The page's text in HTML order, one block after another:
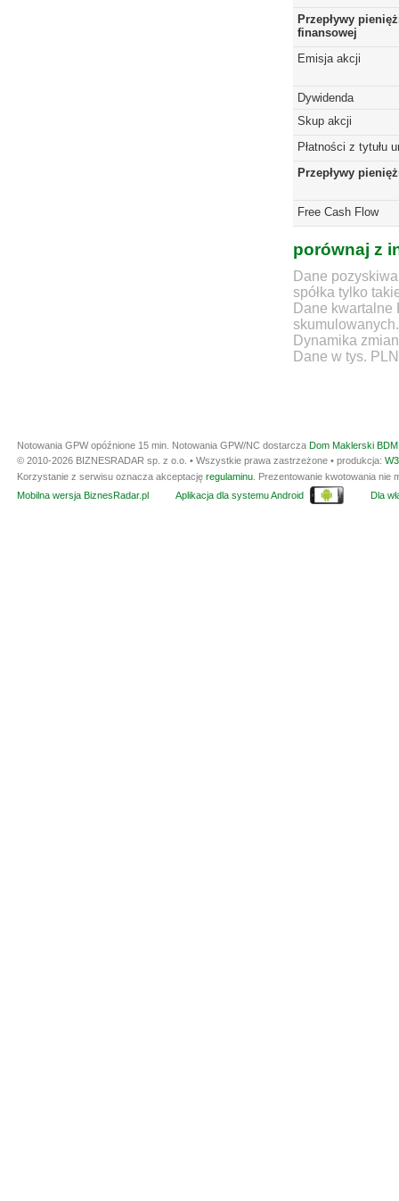
Przepływy
finansowej
Emisja akcji
Dywidenda
Skup akcji
Płatności z tytułu
Przepływy
Free Cash Flow
porównaj z
Dane
spółka tylko
Dane
skumulowanych.
Dynamika
Dane w tys. PLN
Notowania GPW opóźnione 15 min. Notowania GPW/NC dostarcza Dom Maklerski
© 2010-2026 BIZNESRADAR sp. z o.o. • Wszystkie prawa zastrzeżone • produkcja:
Korzystanie z serwisu oznacza akceptację regulaminu . Prezentowanie kwotowania
Mobilna wersja BiznesRadar.pl
Aplikacja dla systemu Android Dla